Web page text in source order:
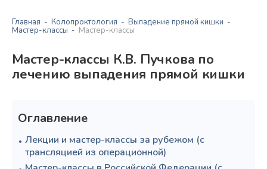
Главная Колопроктология Выпадение прямой кишки
Мастер-классы Мастер-классы
Мастер-классы К.В. Пучкова по
лечению выпадения прямой кишки
Оглавление
Лекции и мастер-классы за рубежом (с
трансляцией из операционной)